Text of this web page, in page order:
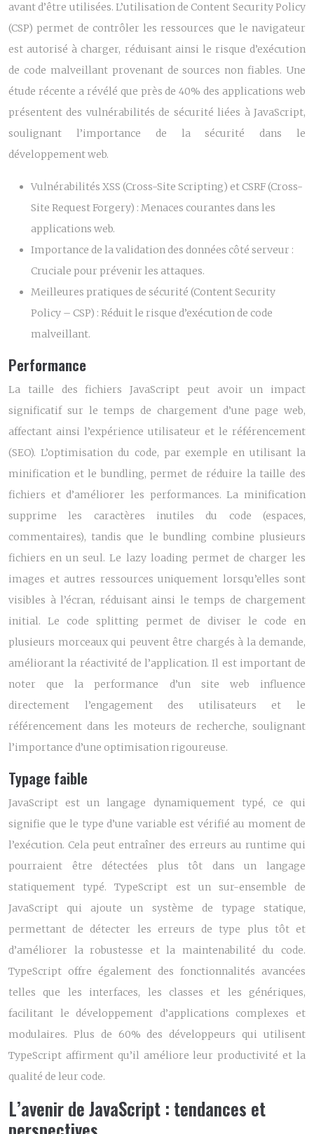
avant d’être utilisées. L’utilisation de Content Security Policy
(CSP) permet de contrôler les ressources que le navigateur
est autorisé à charger, réduisant ainsi le risque d’exécution
de code malveillant provenant de sources non fiables. Une
étude récente a révélé que près de 40% des applications web
présentent des vulnérabilités de sécurité liées à JavaScript,
soulignant l’importance de la sécurité dans le
développement web.
Vulnérabilités XSS (Cross-Site Scripting) et CSRF (Cross-
Site Request Forgery) : Menaces courantes dans les
applications web.
Importance de la validation des données côté serveur :
Cruciale pour prévenir les attaques.
Meilleures pratiques de sécurité (Content Security
Policy – CSP) : Réduit le risque d’exécution de code
malveillant.
Performance
La taille des fichiers JavaScript peut avoir un impact
significatif sur le temps de chargement d’une page web,
affectant ainsi l’expérience utilisateur et le référencement
(SEO). L’optimisation du code, par exemple en utilisant la
minification et le bundling, permet de réduire la taille des
fichiers et d’améliorer les performances. La minification
supprime les caractères inutiles du code (espaces,
commentaires), tandis que le bundling combine plusieurs
fichiers en un seul. Le lazy loading permet de charger les
images et autres ressources uniquement lorsqu’elles sont
visibles à l’écran, réduisant ainsi le temps de chargement
initial. Le code splitting permet de diviser le code en
plusieurs morceaux qui peuvent être chargés à la demande,
améliorant la réactivité de l’application. Il est important de
noter que la performance d’un site web influence
directement l’engagement des utilisateurs et le
référencement dans les moteurs de recherche, soulignant
l’importance d’une optimisation rigoureuse.
Typage faible
JavaScript est un langage dynamiquement typé, ce qui
signifie que le type d’une variable est vérifié au moment de
l’exécution. Cela peut entraîner des erreurs au runtime qui
pourraient être détectées plus tôt dans un langage
statiquement typé. TypeScript est un sur-ensemble de
JavaScript qui ajoute un système de typage statique,
permettant de détecter les erreurs de type plus tôt et
d’améliorer la robustesse et la maintenabilité du code.
TypeScript offre également des fonctionnalités avancées
telles que les interfaces, les classes et les génériques,
facilitant le développement d’applications complexes et
modulaires. Plus de 60% des développeurs qui utilisent
TypeScript affirment qu’il améliore leur productivité et la
qualité de leur code.
L’avenir de JavaScript : tendances et